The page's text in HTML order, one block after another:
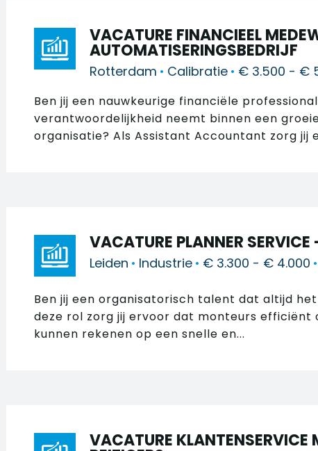
VACATURE FINANCIEEL
AUTOMATISERINGSBEDRIJF
Rotterdam • Calibratie • € 3.500 - €
Ben jij een nauwkeurige financiële
verantwoordelijkheid neemt binnen een
organisatie? Als Assistant Accountant zorg jij
VACATURE PLANNER
Leiden • Industrie • € 3.300 - € 4.000 •
Ben jij een organisatorisch talent dat altijd
deze rol zorg jij ervoor dat monteurs efficiënt
kunnen rekenen op een snelle en...
VACATURE KLANTENSERVICE